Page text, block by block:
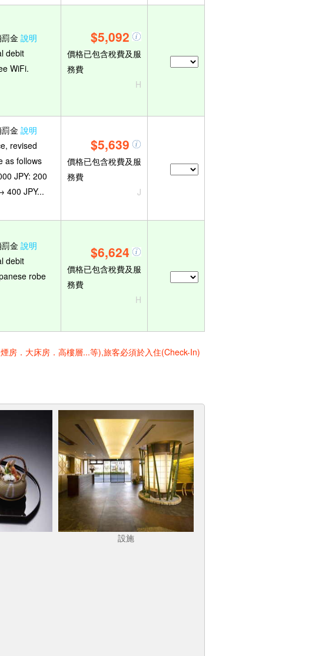
金 說明
debit
WiFi.
$5,092
價格已包含稅費及服
務費
H
金 說明
revised
as follows
JPY: 200
400 JPY...
$5,639
價格已包含稅費及服
務費
J
金 說明
debit
robe
$6,624
價格已包含稅費及服
務費
H
房．大床房．高樓層...等),旅客必須於入住(Check-In)
設施